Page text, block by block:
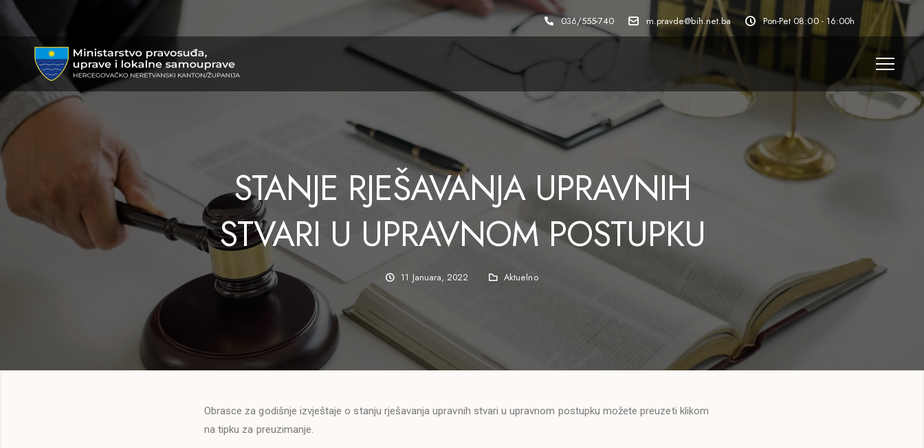
036/555-740 m.pravde@bih.net.ba Pon-Pet 08:00 - 16:00h
STANJE RJEŠAVANJA UPRAVNIH
STVARI U UPRAVNOM POSTUPKU
11 Januara, 2022 Aktuelno
Obrasce za godišnje izvještaje o stanju rješavanja upravnih stvari u upravnom postupku možete preuzeti klikom
na tipku za preuzimanje.